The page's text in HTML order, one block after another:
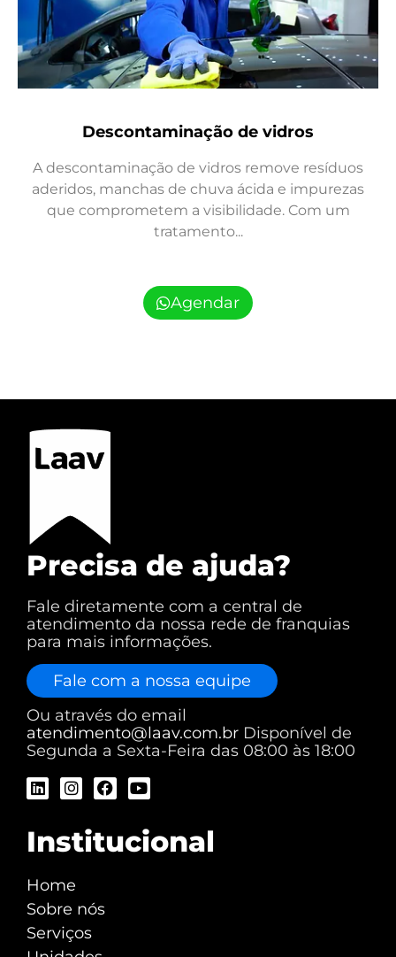
Descontaminação de vidros
A descontaminação de vidros remove resíduos
aderidos, manchas de chuva ácida e impurezas
que comprometem a visibilidade. Com um
tratamento...
Agendar
Precisa de ajuda?
Fale diretamente com a central de
atendimento da nossa rede de franquias
para mais informações.
Fale com a nossa equipe
Ou através do email
atendimento@laav.com.br Disponível de
Segunda a Sexta-Feira das 08:00 às 18:00
Institucional
Home
Sobre nós
Serviços